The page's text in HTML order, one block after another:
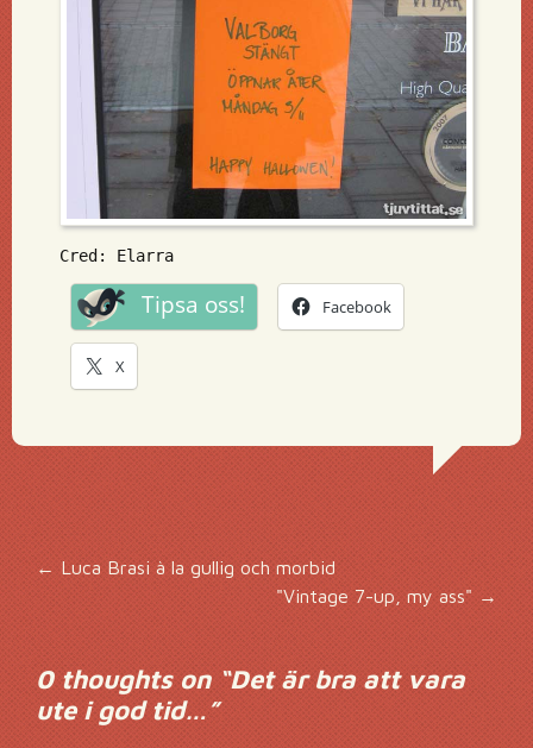
Cred: Elarra
Tipsa oss! Facebook
X
Inläggsnavigering
←Luca Brasi à la gullig och morbid
"Vintage 7-up, my ass" →
0 thoughts on “Det är bra att vara
ute i god tid…”